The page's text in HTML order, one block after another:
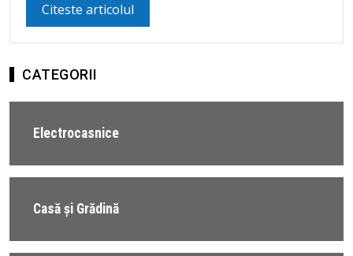
Citeste articolul
CATEGORII
Electrocasnice
Casă și Grădină